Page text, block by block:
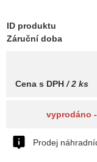
ID produktu
Záruční doba
Cena s DPH / 2 ks
vyprodáno
Prodej